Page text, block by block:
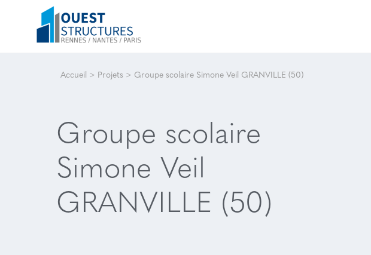
Accueil > Projets > Groupe scolaire Simone Veil GRANVILLE (50)
Groupe scolaire
Simone Veil
GRANVILLE (50)